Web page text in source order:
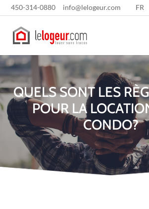
450-314-0880 info@lelogeur.com FR
QUELS SONT LES
POUR LA
CONDO?